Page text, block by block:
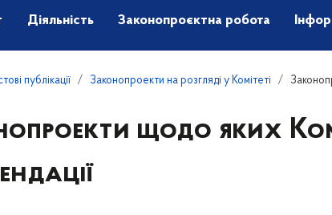
Діяльність Законопроєктна робота
публікації Законопроекти на розгляді у Комітеті
щодо яких